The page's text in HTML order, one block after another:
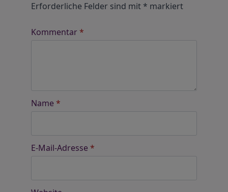
Erforderliche Felder sind mit* markiert
Kommentar*
Name *
E-Mail-Adresse *